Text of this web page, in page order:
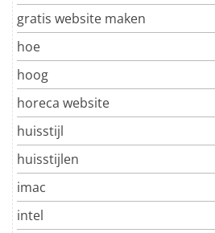
gratis website maken
hoe
hoog
horeca website
huisstijl
huisstijlen
imac
intel